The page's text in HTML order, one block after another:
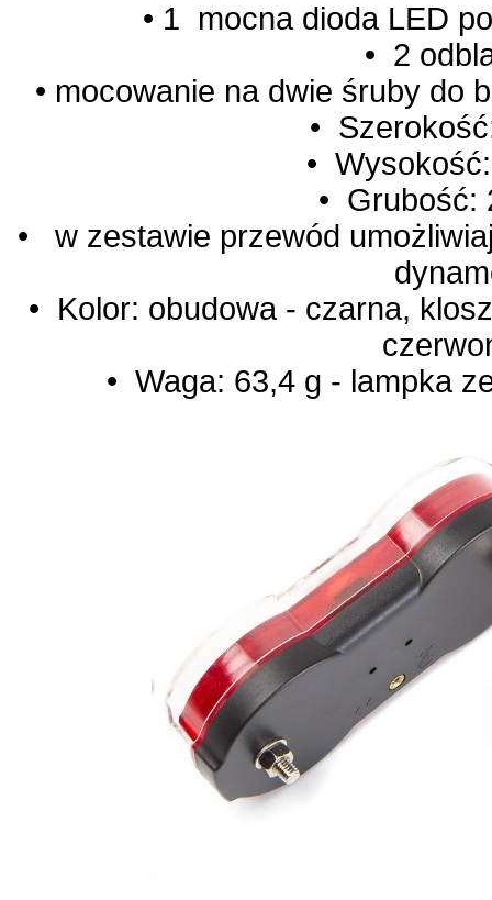
• 1 mocna dioda LED
• 2
• mocowanie na dwie śruby do
•
•
• Grubość:
• w zestawie przewód
• Kolor: obudowa - czarna,
• Waga: 63,4 g - lampka